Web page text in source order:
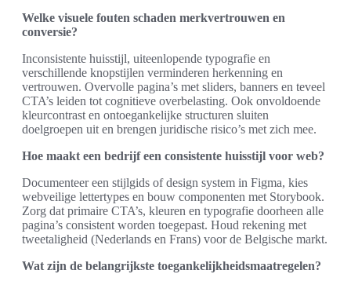
Welke visuele fouten schaden merkvertrouwen en
conversie?
Inconsistente huisstijl, uiteenlopende typografie en
verschillende knopstijlen verminderen herkenning en
vertrouwen. Overvolle pagina’s met sliders, banners en teveel
CTA’s leiden tot cognitieve overbelasting. Ook onvoldoende
kleurcontrast en ontoegankelijke structuren sluiten
doelgroepen uit en brengen juridische risico’s met zich mee.
Hoe maakt een bedrijf een consistente huisstijl voor web?
Documenteer een stijlgids of design system in Figma, kies
webveilige lettertypes en bouw componenten met Storybook.
Zorg dat primaire CTA’s, kleuren en typografie doorheen alle
pagina’s consistent worden toegepast. Houd rekening met
tweetaligheid (Nederlands en Frans) voor de Belgische markt.
Wat zijn de belangrijkste toegankelijkheidsmaatregelen?